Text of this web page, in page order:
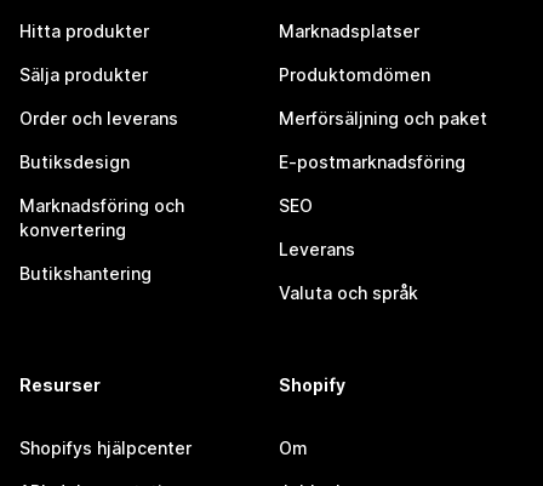
Hitta produkter
Sälja produkter
Order och leverans
Butiksdesign
Marknadsföring och
konvertering
Butikshantering
Marknadsplatser
Produktomdömen
Merförsäljning och paket
E-postmarknadsföring
SEO
Leverans
Valuta och språk
Resurser
Shopifys hjälpcenter
Shopify
Om